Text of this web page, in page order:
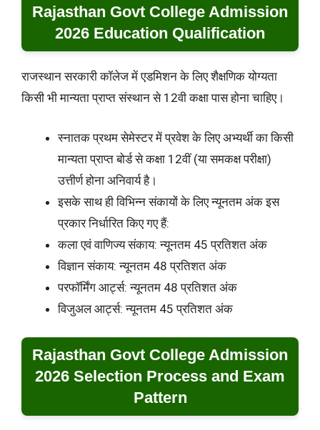
Rajasthan Govt College Admission
2026 Education Qualification
राजस्थान सरकारी कॉलेज में एडमिशन के लिए शैक्षणिक योग्यता
किसी भी मान्यता प्राप्त संस्थान से 12वी कक्षा पास होना चाहिए।
स्नातक प्रथम सेमेस्टर में प्रवेश के लिए अभ्यर्थी का किसी
मान्यता प्राप्त बोर्ड से कक्षा 12वीं (या समकक्ष परीक्षा)
उत्तीर्ण होना अनिवार्य है।
इसके साथ ही विभिन्न संकायों के लिए न्यूनतम अंक इस
प्रकार निर्धारित किए गए हैं:
कला एवं वाणिज्य संकाय: न्यूनतम 45 प्रतिशत अंक
विज्ञान संकाय: न्यूनतम 48 प्रतिशत अंक
परफॉर्मिंग आर्ट्स: न्यूनतम 48 प्रतिशत अंक
विजुअल आर्ट्स: न्यूनतम 45 प्रतिशत अंक
Rajasthan Govt College Admission
2026 Selection Process and Exam
Pattern